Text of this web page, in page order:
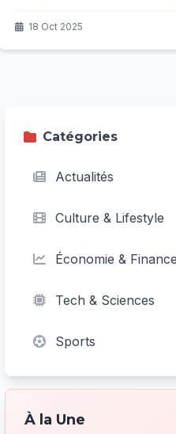
génération d'un article de
18 Oct 2025
Catégories
Actualités
Culture & Lifestyle
Économie & Finance
Tech & Sciences
Sports
À la Une